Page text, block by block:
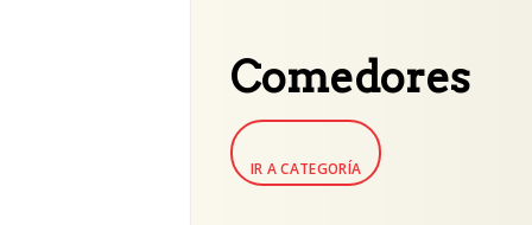
Comedores
IR A CATEGORÍA